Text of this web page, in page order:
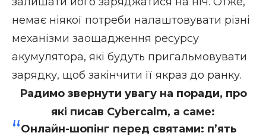
немає ніякої потреби налаштовувати різні
механізми заощадження ресурсу
акумулятора, які будуть пригальмовувати
зарядку, щоб закінчити її якраз до ранку.
Радимо звернути увагу на поради, про
які писав Cybercalm, а саме:
Онлайн-шопінг перед святами: п’ять